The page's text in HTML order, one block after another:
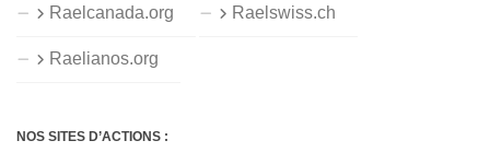
Raelcanada.org Raelswiss.ch
Raelianos.org
NOS SITES D’ACTIONS :